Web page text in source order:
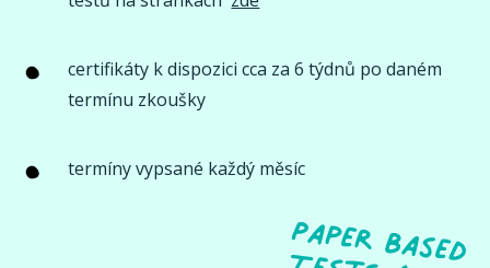
certifikáty k dispozici cca za 6 týdnů po daném
termínu zkoušky
termíny vypsané každý měsíc